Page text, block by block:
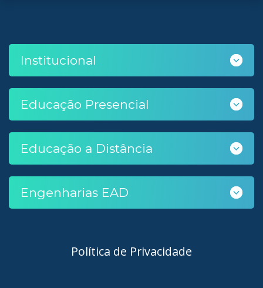
Institucional
Educação Presencial
Educação a Distância
Engenharias EAD
Política de Privacidade